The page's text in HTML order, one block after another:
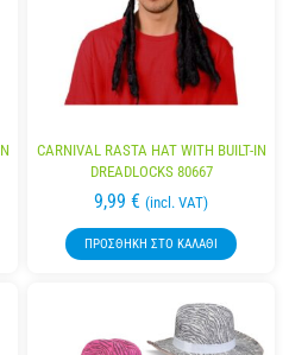
CARNIVAL RASTA HAT WITH BUILT-IN
DREADLOCKS 80667
9,99 € (incl. VAT)
ΠΡΟΣΘΉΚΗ ΣΤΟ ΚΑΛΆΘΙ